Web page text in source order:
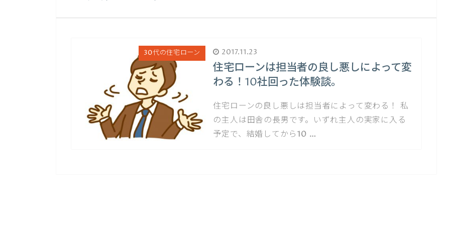
30代の住宅ローン 2017.11.23
住宅ローンは担当者の良し悪しによって変
わる！10社回った体験談。
住宅ローンの良し悪しは担当者によって変わる！ 私
の主人は田舎の長男です。いずれ主人の実家に入る
予定で、結婚してから10 …